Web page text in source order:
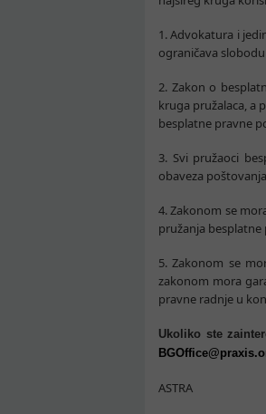
1. Advokatura i
ograničava
2. Zakon o
kruga pružalaca, a
besplatne pravne
3. Svi pružaoci
obaveza
4. Zakonom se
pružanja
5. Zakonom se
zakonom mora
pravne radnje u
Ukoliko ste
ASTRA